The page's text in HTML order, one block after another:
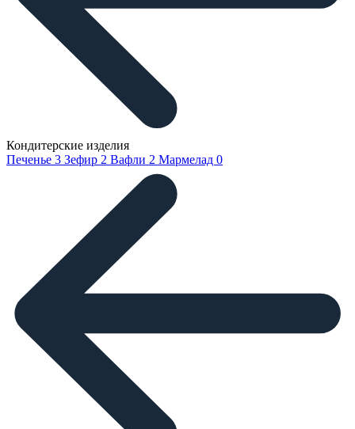
Кондитерские изделия
Печенье 3 Зефир 2 Вафли 2 Мармелад 0